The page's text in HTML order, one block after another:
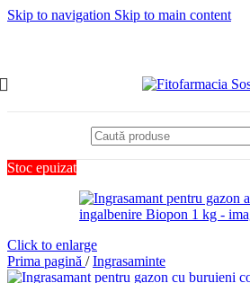
Skip to navigation Skip to main content
Stoc epuizat
Click to enlarge
Prima pagină / Ingrasaminte